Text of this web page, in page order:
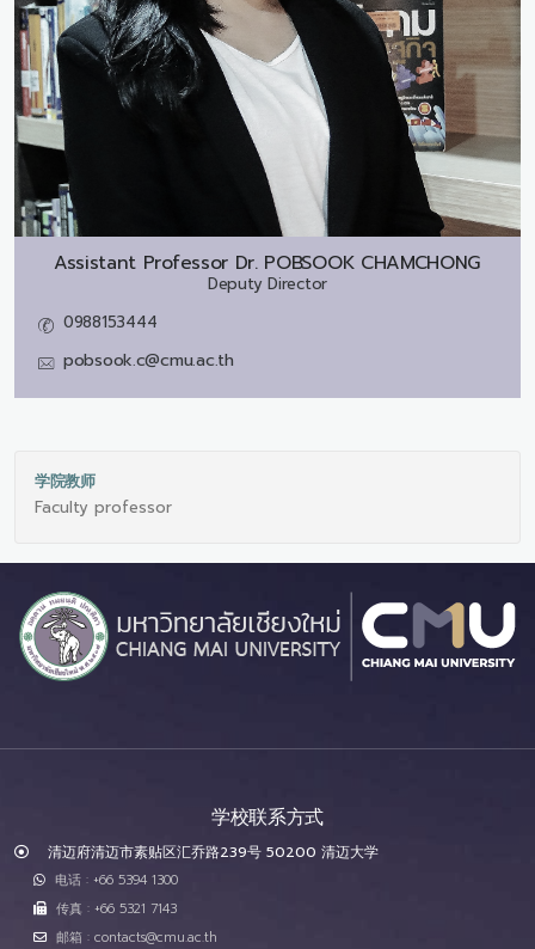
Assistant Professor Dr. POBSOOK CHAMCHONG
Deputy Director
0988153444
pobsook.c@cmu.ac.th
学院教师
Faculty professor
学校联系方式
清迈府清迈市素贴区汇乔路239号 50200 清迈大学
电话 : +66 5394 1300
传真 : +66 5321 7143
邮箱 : contacts@cmu.ac.th